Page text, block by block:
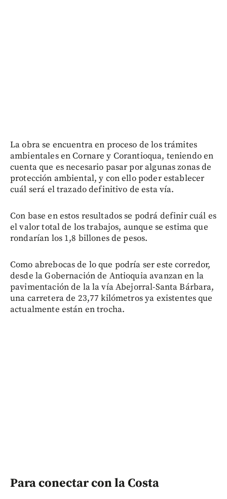
La obra se encuentra en proceso de los trámites
ambientales en Cornare y Corantioqua, teniendo en
cuenta que es necesario pasar por algunas zonas de
protección ambiental, y con ello poder establecer
cuál será el trazado definitivo de esta vía.
Con base en estos resultados se podrá definir cuál es
el valor total de los trabajos, aunque se estima que
rondarían los 1,8 billones de pesos.
Como abrebocas de lo que podría ser este corredor,
desde la Gobernación de Antioquia avanzan en la
pavimentación de la la vía Abejorral-Santa Bárbara,
una carretera de 23,77 kilómetros ya existentes que
actualmente están en trocha.
Para conectar con la Costa